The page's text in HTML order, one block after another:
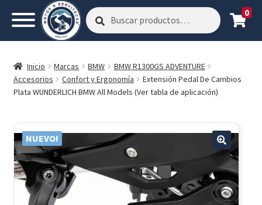
Buscar
por:
Buscar 0
Inicio Marcas BMW
BMW R1300GS ADVENTURE
Accesorios
Confort y Ergonomía
Extensión Pedal De Cambios
Plata WUNDERLICH BMW All Models (Ver tabla de aplicación)
NUEVO!